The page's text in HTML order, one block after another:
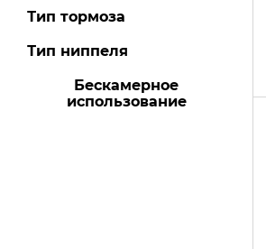
Тип тормоза
Тип ниппеля
Бескамерное
использование